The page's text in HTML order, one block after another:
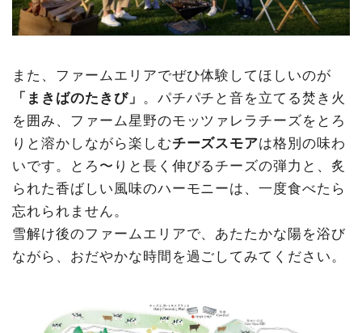
また、ファームエリアでぜひ体験してほしいのが
「まきばのたきび」 。パチパチと音を立てる焚き火
を囲み、ファーム星野のモッツァレラチーズをとろ
りと溶かしながら楽しむチーズスモアは格別の味わ
いです。とろ〜りと長く伸びるチーズの弾力と、炙
られた香ばしい風味のハーモニーは、一度食べたら
忘れられません。
雪解け後のファームエリアで、あたたかな陽を浴び
ながら、おだやかな時間を過ごしてみてください。